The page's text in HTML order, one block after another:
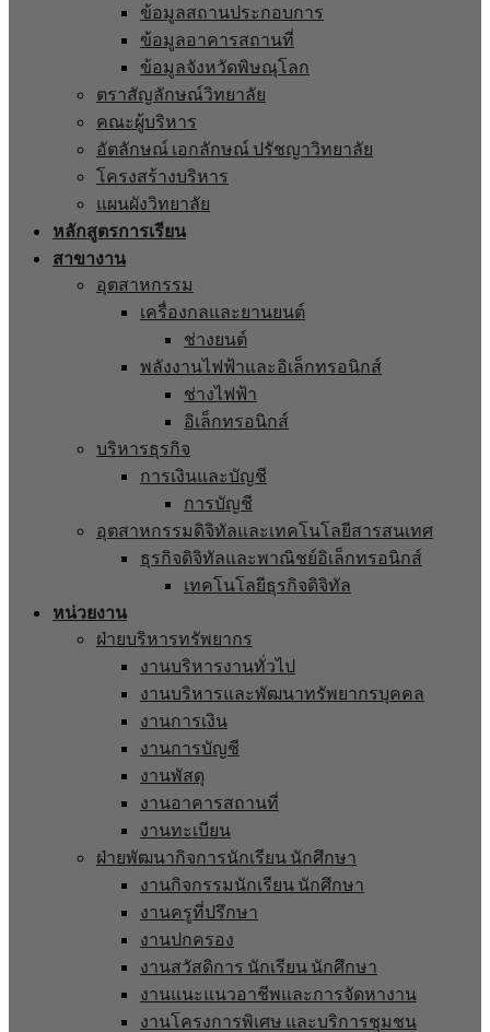
ข้อมูลสถานประกอบการ
ข้อมูลอาคารสถานที่
ข้อมูลจังหวัดพิษณุโลก
ตราสัญลักษณ์วิทยาลัย
คณะผู้บริหาร
อัตลักษณ์ เอกลักษณ์ ปรัชญาวิทยาลัย
โครงสร้างบริหาร
แผนผังวิทยาลัย
หลักสูตรการเรียน
สาขางาน
อุตสาหกรรม
เครื่องกลและยานยนต์
ช่างยนต์
พลังงานไฟฟ้าและอิเล็กทรอนิกส์
ช่างไฟฟ้า
อิเล็กทรอนิกส์
บริหารธุรกิจ
การเงินและบัญชี
การบัญชี
อุตสาหกรรมดิจิทัลและเทคโนโลยีสารสนเทศ
ธุรกิจดิจิทัลและพาณิชย์อิเล็กทรอนิกส์
เทคโนโลยีธุรกิจดิจิทัล
หน่วยงาน
ฝ่ายบริหารทรัพยากร
งานบริหารงานทั่วไป
งานบริหารและพัฒนาทรัพยากรบุคคล
งานการเงิน
งานการบัญชี
งานพัสดุ
งานอาคารสถานที่
งานทะเบียน
ฝ่ายพัฒนากิจการนักเรียน นักศึกษา
งานกิจกรรมนักเรียน นักศึกษา
งานครูที่ปรึกษา
งานปกครอง
งานสวัสดิการ นักเรียน นักศึกษา
งานแนะแนวอาชีพและการจัดหางาน
งานโครงการพิเศษ และบริการชุมชน